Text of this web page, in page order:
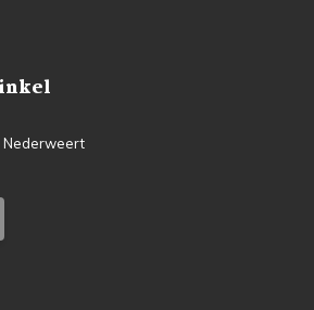
Nederweert